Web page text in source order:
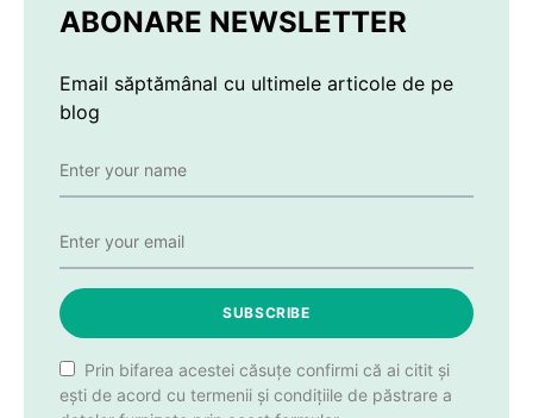
ABONARE NEWSLETTER
Email săptămânal cu ultimele articole de pe
blog
SUBSCRIBE
Prin bifarea acestei căsuțe confirmi că ai citit și
ești de acord cu termenii și condițiile de păstrare a